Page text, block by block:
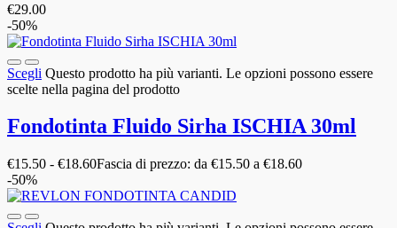
€29.00
-50%
Scegli Questo prodotto ha più varianti. Le opzioni possono essere
scelte nella pagina del prodotto
Fondotinta Fluido Sirha ISCHIA 30ml
€15.50 - €18.60Fascia di prezzo: da €15.50 a €18.60
-50%